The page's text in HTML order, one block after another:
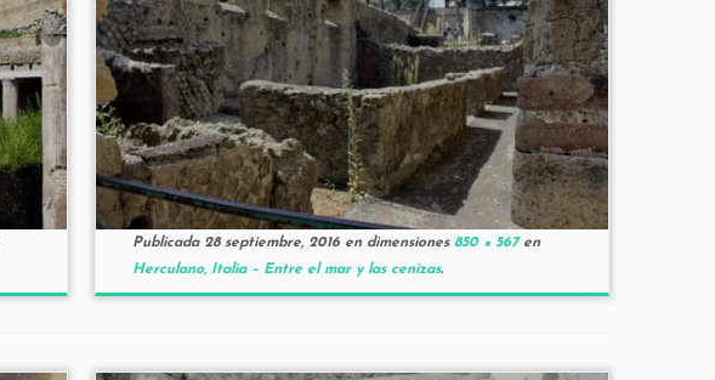
Publicada 28 septiembre, 2016en dimensiones850 × 567en
Herculano, Italia – Entre el mar y las cenizas.